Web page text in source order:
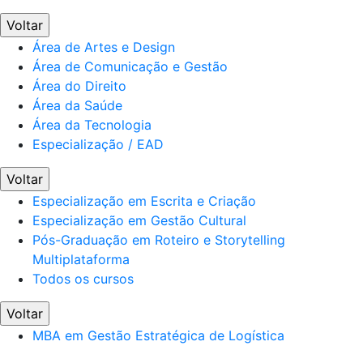
Voltar
Área de Artes e Design
Área de Comunicação e Gestão
Área do Direito
Área da Saúde
Área da Tecnologia
Especialização / EAD
Voltar
Especialização em Escrita e Criação
Especialização em Gestão Cultural
Pós-Graduação em Roteiro e Storytelling
Multiplataforma
Todos os cursos
Voltar
MBA em Gestão Estratégica de Logística